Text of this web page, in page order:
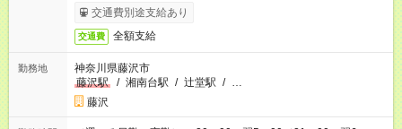
交通費別途支給あり
交通費 全額支給
勤務地
神奈川県藤沢市
藤沢駅
/ 湘南台駅 / 辻堂駅 / …
藤沢